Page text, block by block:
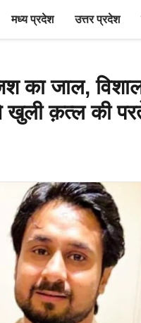
मध्य प्रदेश उत्तर प्रदेश
का जाल,
खुली क़त्ल की